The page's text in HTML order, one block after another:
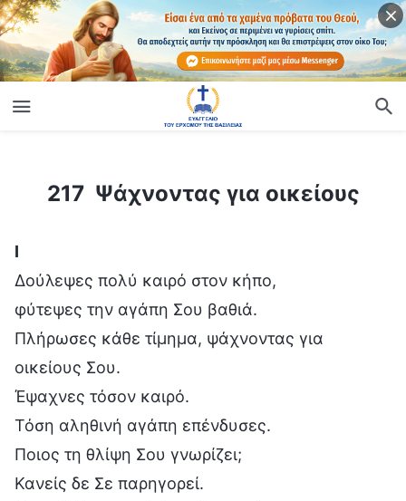
217 Ψάχνοντας για οικείους
217 Ψάχνοντας για οικείους
Ⅰ
Δούλεψες πολύ καιρό στον κήπο,
φύτεψες την αγάπη Σου βαθιά.
Πλήρωσες κάθε τίμημα, ψάχνοντας για
οικείους Σου.
Έψαχνες τόσον καιρό.
Τόση αληθινή αγάπη επένδυσες.
Ποιος τη θλίψη Σου γνωρίζει;
Κανείς δε Σε παρηγορεί.